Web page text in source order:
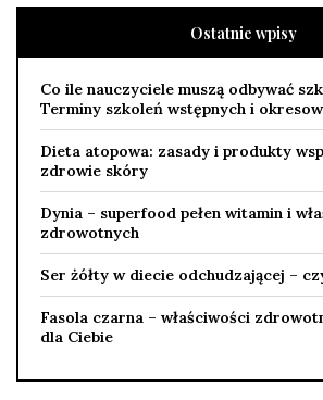
Ostatnie wpisy
Co ile nauczyciele muszą odbywać
Terminy szkoleń wstępnych i
Dieta atopowa: zasady i produkty
zdrowie skóry
Dynia – superfood pełen witamin i
zdrowotnych
Ser żółty w diecie odchudzającej –
Fasola czarna – właściwości
dla Ciebie